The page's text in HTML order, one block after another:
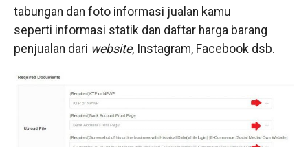
tabungan dan foto informasi jualan kamu
seperti informasi statik dan daftar harga barang
penjualan dari website, Instagram, Facebook dsb.